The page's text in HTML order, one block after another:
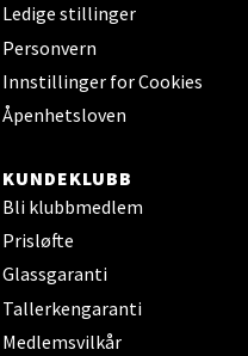
Ledige stillinger
Personvern
Innstillinger for Cookies
Åpenhetsloven
KUNDEKLUBB
Bli klubbmedlem
Prisløfte
Glassgaranti
Tallerkengaranti
Medlemsvilkår
Steinkjer